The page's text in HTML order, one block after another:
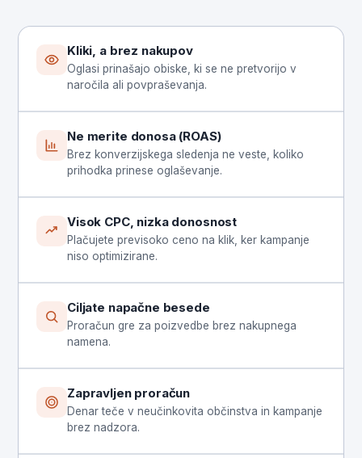
Kliki, a brez nakupov
Oglasi prinašajo obiske, ki se ne pretvorijo v
naročila ali povpraševanja.
Ne merite donosa (ROAS)
Brez konverzijskega sledenja ne veste, koliko
prihodka prinese oglaševanje.
Visok CPC, nizka donosnost
Plačujete previsoko ceno na klik, ker kampanje
niso optimizirane.
Ciljate napačne besede
Proračun gre za poizvedbe brez nakupnega
namena.
Zapravljen proračun
Denar teče v neučinkovita občinstva in kampanje
brez nadzora.